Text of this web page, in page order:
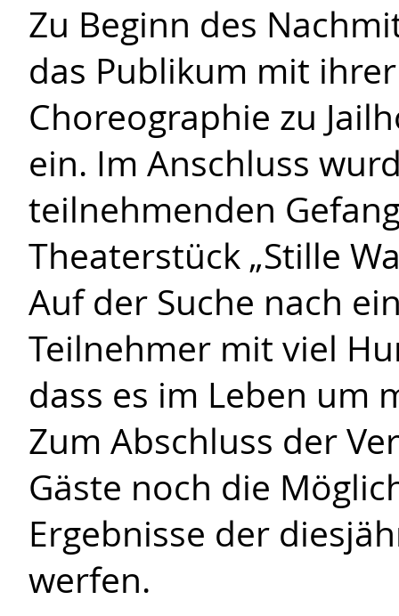
Zu Beginn des
das Publikum mit
Choreographie zu
ein. Im Anschluss
teilnehmenden
Theaterstück „Stille
Auf der Suche nach
Teilnehmer mit viel
dass es im Leben um
Zum Abschluss der
Gäste noch die
Ergebnisse der
werfen.